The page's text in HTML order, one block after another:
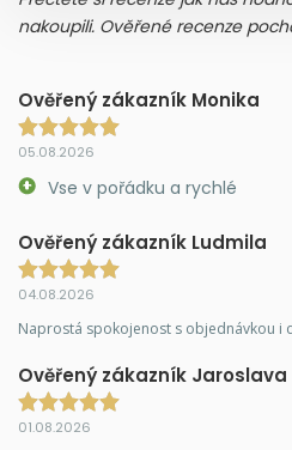
nakoupili. Ověřené recenze
Ověřený zákazník Monika
05.08.2026
Vse v pořádku a rychlé
Ověřený zákazník Ludmila
04.08.2026
Naprostá spokojenost s objednávkou i
Ověřený zákazník Jaroslava
01.08.2026